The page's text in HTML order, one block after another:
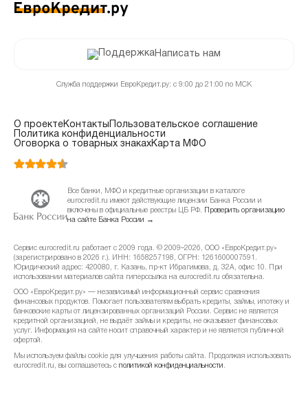
Написать нам
Служба поддержки ЕвроКредит.ру: с 9:00 до 21:00 по МСК
О проектеКонтакты
Пользовательское соглашение
Политика конфиденциальности
Оговорка о товарных знакахКарта МФО
Все банки, МФО и кредитные организации в каталоге
eurocredit.ru имеют действующие лицензии Банка России и
включены в официальные реестры ЦБ РФ.
Проверить организацию
на сайте Банка России →
Сервис eurocredit.ru работает с 2009 года. © 2009–2026, ООО «ЕвроКредит.ру»
(зарегистрировано в 2026 г.). ИНН: 1658257198, ОГРН: 1261600007591.
Юридический адрес: 420080, г. Казань, пр-кт Ибрагимова, д. 32А, офис 10. При
использовании материалов сайта гиперссылка на eurocredit.ru обязательна.
ООО «ЕвроКредит.ру» — независимый информационный сервис сравнения
финансовых продуктов. Помогает пользователям выбрать кредиты, займы, ипотеку и
банковские карты от лицензированных организаций России. Сервис не является
кредитной организацией, не выдаёт займы и кредиты, не оказывает финансовых
услуг. Информация на сайте носит справочный характер и не является публичной
офертой.
Мы используем файлы cookie для улучшения работы сайта. Продолжая использовать
eurocredit.ru, вы соглашаетесь с политикой конфиденциальности .